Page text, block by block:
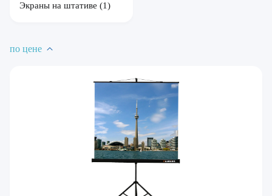
Экраны на штативе (1)
по цене